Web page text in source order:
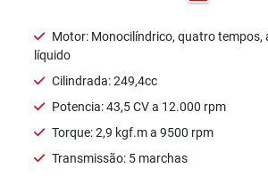
Motor: Monocilíndrico, quatro tempos,
líquido
Cilindrada: 249,4cc
Potencia: 43,5 CV a 12.000 rpm
Torque: 2,9 kgf.m a 9500 rpm
Transmissão: 5 marchas